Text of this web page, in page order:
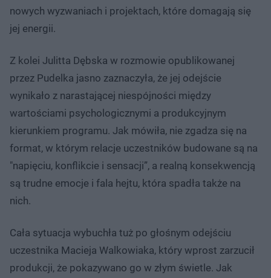
nowych wyzwaniach i projektach, które domagają się
jej energii.
Z kolei Julitta Dębska w rozmowie opublikowanej
przez Pudelka jasno zaznaczyła, że jej odejście
wynikało z narastającej niespójności między
wartościami psychologicznymi a produkcyjnym
kierunkiem programu. Jak mówiła, nie zgadza się na
format, w którym relacje uczestników budowane są na
"napięciu, konflikcie i sensacji”, a realną konsekwencją
są trudne emocje i fala hejtu, która spadła także na
nich.
Cała sytuacja wybuchła tuż po głośnym odejściu
uczestnika Macieja Walkowiaka, który wprost zarzucił
produkcji, że pokazywano go w złym świetle. Jak